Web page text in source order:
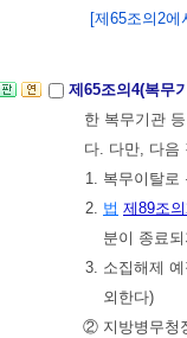
[제65조의2
제65조의4(복무
한 복무기관
다. 다만, 다음
1. 복무이탈로
2. 법 제89조
분이 종료
3. 소집해제
외한다)
② 지방병무청